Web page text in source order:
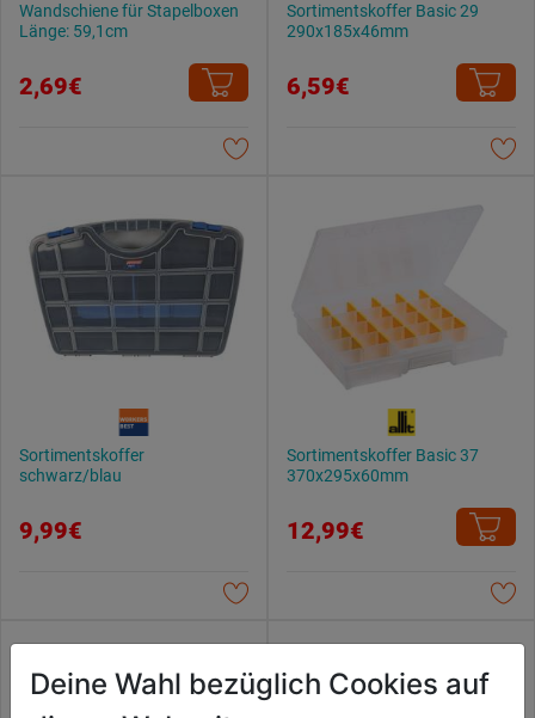
Wandschiene für Stapelboxen
Länge: 59,1cm
2,69€
Sortimentskoffer Basic 29
290x185x46mm
6,59€
Sortimentskoffer
schwarz/blau
9,99€
Sortimentskoffer Basic 37
370x295x60mm
12,99€
Deine Wahl bezüglich Cookies auf